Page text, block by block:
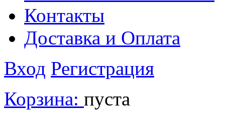
Контакты
Доставка и Оплата
Вход Регистрация
Корзина: пуста